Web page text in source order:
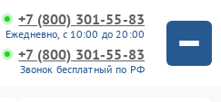
+7 (800) 301-55-83
Ежедневно, с 10:00 до 20:00
+7 (800) 301-55-83
Звонок бесплатный по РФ